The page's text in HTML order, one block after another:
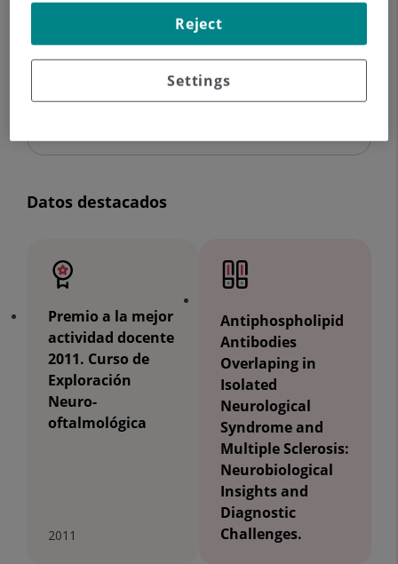
Calle de la Masó, 38
91 387 50 00
Datos destacados
Premio a la mejor
actividad docente
2011. Curso de
Exploración
Neuro-
oftalmológica
2011
Antiphospholipid
Antibodies
Overlaping in
Isolated
Neurological
Syndrome and
Multiple Sclerosis:
Neurobiological
Insights and
Diagnostic
Challenges.
Settings
Reject